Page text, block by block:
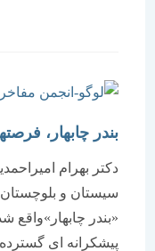
بندر چابهار، فرصتها
دکتر بهرام
سیستان و بلوچستان، تنها
«بندر چابهار»واقع شده
پیشکرانه ای گسترده در